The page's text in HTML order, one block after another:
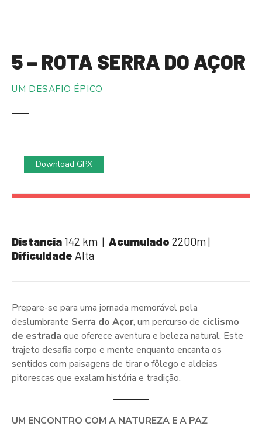
5 – ROTA SERRA DO AÇOR
UM DESAFIO ÉPICO
Download GPX
Distancia 142 km | Acumulado 2200m |
Dificuldade Alta
Prepare-se para uma jornada memorável pela
deslumbrante Serra do Açor, um percurso de ciclismo
de estrada que oferece aventura e beleza natural. Este
trajeto desafia corpo e mente enquanto encanta os
sentidos com paisagens de tirar o fôlego e aldeias
pitorescas que exalam história e tradição.
UM ENCONTRO COM A NATUREZA E A PAZ